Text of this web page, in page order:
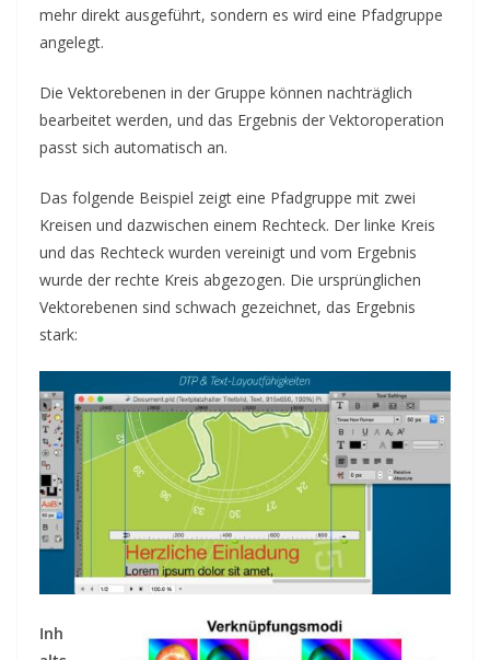
mehr direkt ausgeführt, sondern es wird eine Pfadgruppe
angelegt.
Die Vektorebenen in der Gruppe können nachträglich
bearbeitet werden, und das Ergebnis der Vektoroperation
passt sich automatisch an.
Das folgende Beispiel zeigt eine Pfadgruppe mit zwei
Kreisen und dazwischen einem Rechteck. Der linke Kreis
und das Rechteck wurden vereinigt und vom Ergebnis
wurde der rechte Kreis abgezogen. Die ursprünglichen
Vektorebenen sind schwach gezeichnet, das Ergebnis
stark:
Inh